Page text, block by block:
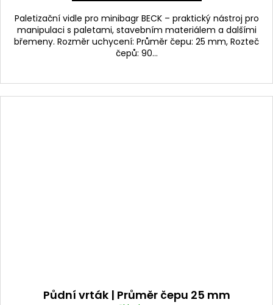
Paletizační vidle pro minibagr BECK – praktický nástroj pro
manipulaci s paletami, stavebním materiálem a dalšími
břemeny. Rozměr uchycení: Průměr čepu: 25 mm, Rozteč
čepů: 90...
Půdní vrták | Průměr čepu 25 mm